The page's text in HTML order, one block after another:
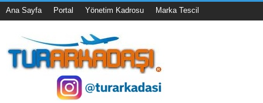
Ana Sayfa Portal Yönetim Kadrosu Marka Tescil